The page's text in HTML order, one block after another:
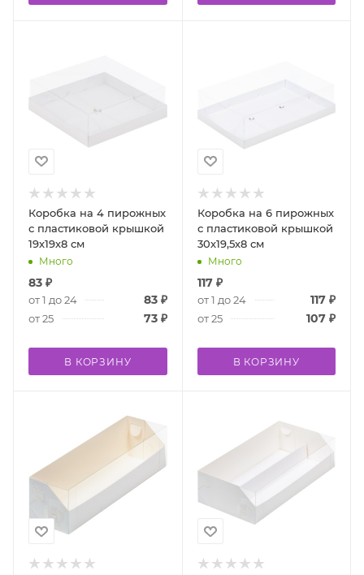
Коробка на 4 пирожных
с пластиковой крышкой
19х19х8 см
Много
83 ₽
от 1 до 24 83₽
от 25 73₽
В КОРЗИНУ
Коробка на 6 пирожных
с пластиковой крышкой
30х19,5х8 см
Много
117₽
от 1 до 24 117 ₽
от 25 107 ₽
В КОРЗИНУ